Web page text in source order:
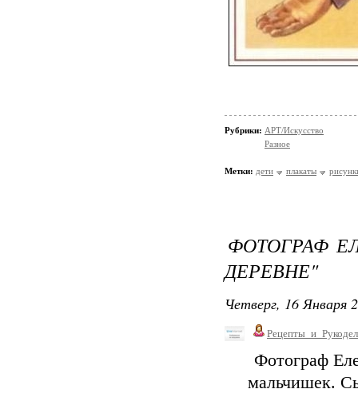
Рубрики: АРТ/Искусство
Разное
Метки: дети плакаты
ФОТОГРАФ
ДЕРЕВНЕ"
Четверг, 16 Января
Фотограф
мальчишек.